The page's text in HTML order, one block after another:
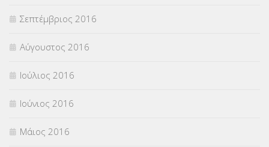
Σεπτέμβριος 2016
Αύγουστος 2016
Ιούλιος 2016
Ιούνιος 2016
Μάιος 2016